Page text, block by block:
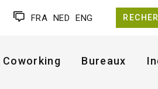
FRA NED ENG
Coworking Bureaux